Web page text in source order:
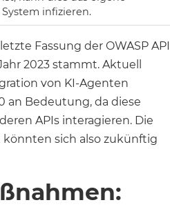
System infizieren.
Fassung der OWASP API
2023 stammt. Aktuell
von KI-Agenten
an Bedeutung, da diese
APIs interagieren. Die
sich also zukünftig